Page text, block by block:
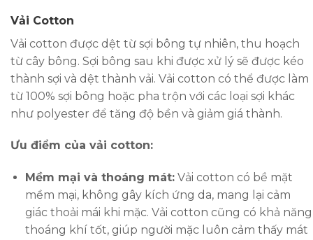
Vải Cotton
Vải cotton được dệt từ sợi bông tự nhiên, thu hoạch
từ cây bông. Sợi bông sau khi được xử lý sẽ được kéo
thành sợi và dệt thành vải. Vải cotton có thể được làm
từ 100% sợi bông hoặc pha trộn với các loại sợi khác
như polyester để tăng độ bền và giảm giá thành.
Ưu điểm của vải cotton:
Mềm mại và thoáng mát:Vải cotton có bề mặt
mềm mại, không gây kích ứng da, mang lại cảm
giác thoải mái khi mặc. Vải cotton cũng có khả năng
thoáng khí tốt, giúp người mặc luôn cảm thấy mát